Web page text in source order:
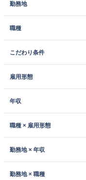
勤務地
職種
こだわり条件
雇用形態
年収
職種 × 雇用形態
勤務地 × 年収
勤務地 × 職種